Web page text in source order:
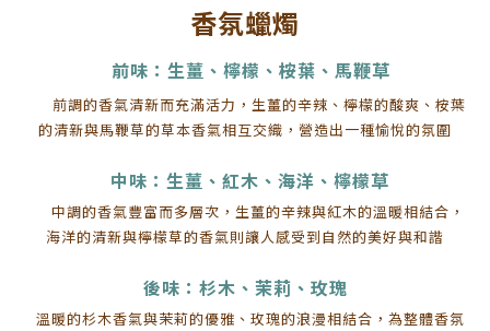
香氛蠟燭
前味：生薑、檸檬、桉葉、馬鞭草
前調的香氣清新而充滿活力，生薑的辛辣、檸檬的酸爽、桉葉
的清新與馬鞭草的草本香氣相互交織，營造出一種愉悅的氛圍
中味：生薑、紅木、海洋、檸檬草
中調的香氣豐富而多層次，生薑的辛辣與紅木的溫暖相結合，
海洋的清新與檸檬草的香氣則讓人感受到自然的美好與和諧
後味：杉木、茉莉、玫瑰
溫暖的杉木香氣與茉莉的優雅、玫瑰的浪漫相結合，為整體香氛